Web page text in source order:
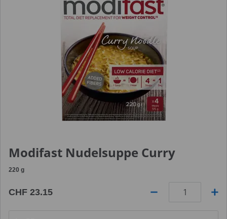
Modifast Nudelsuppe Curry
220 g
CHF 23.15